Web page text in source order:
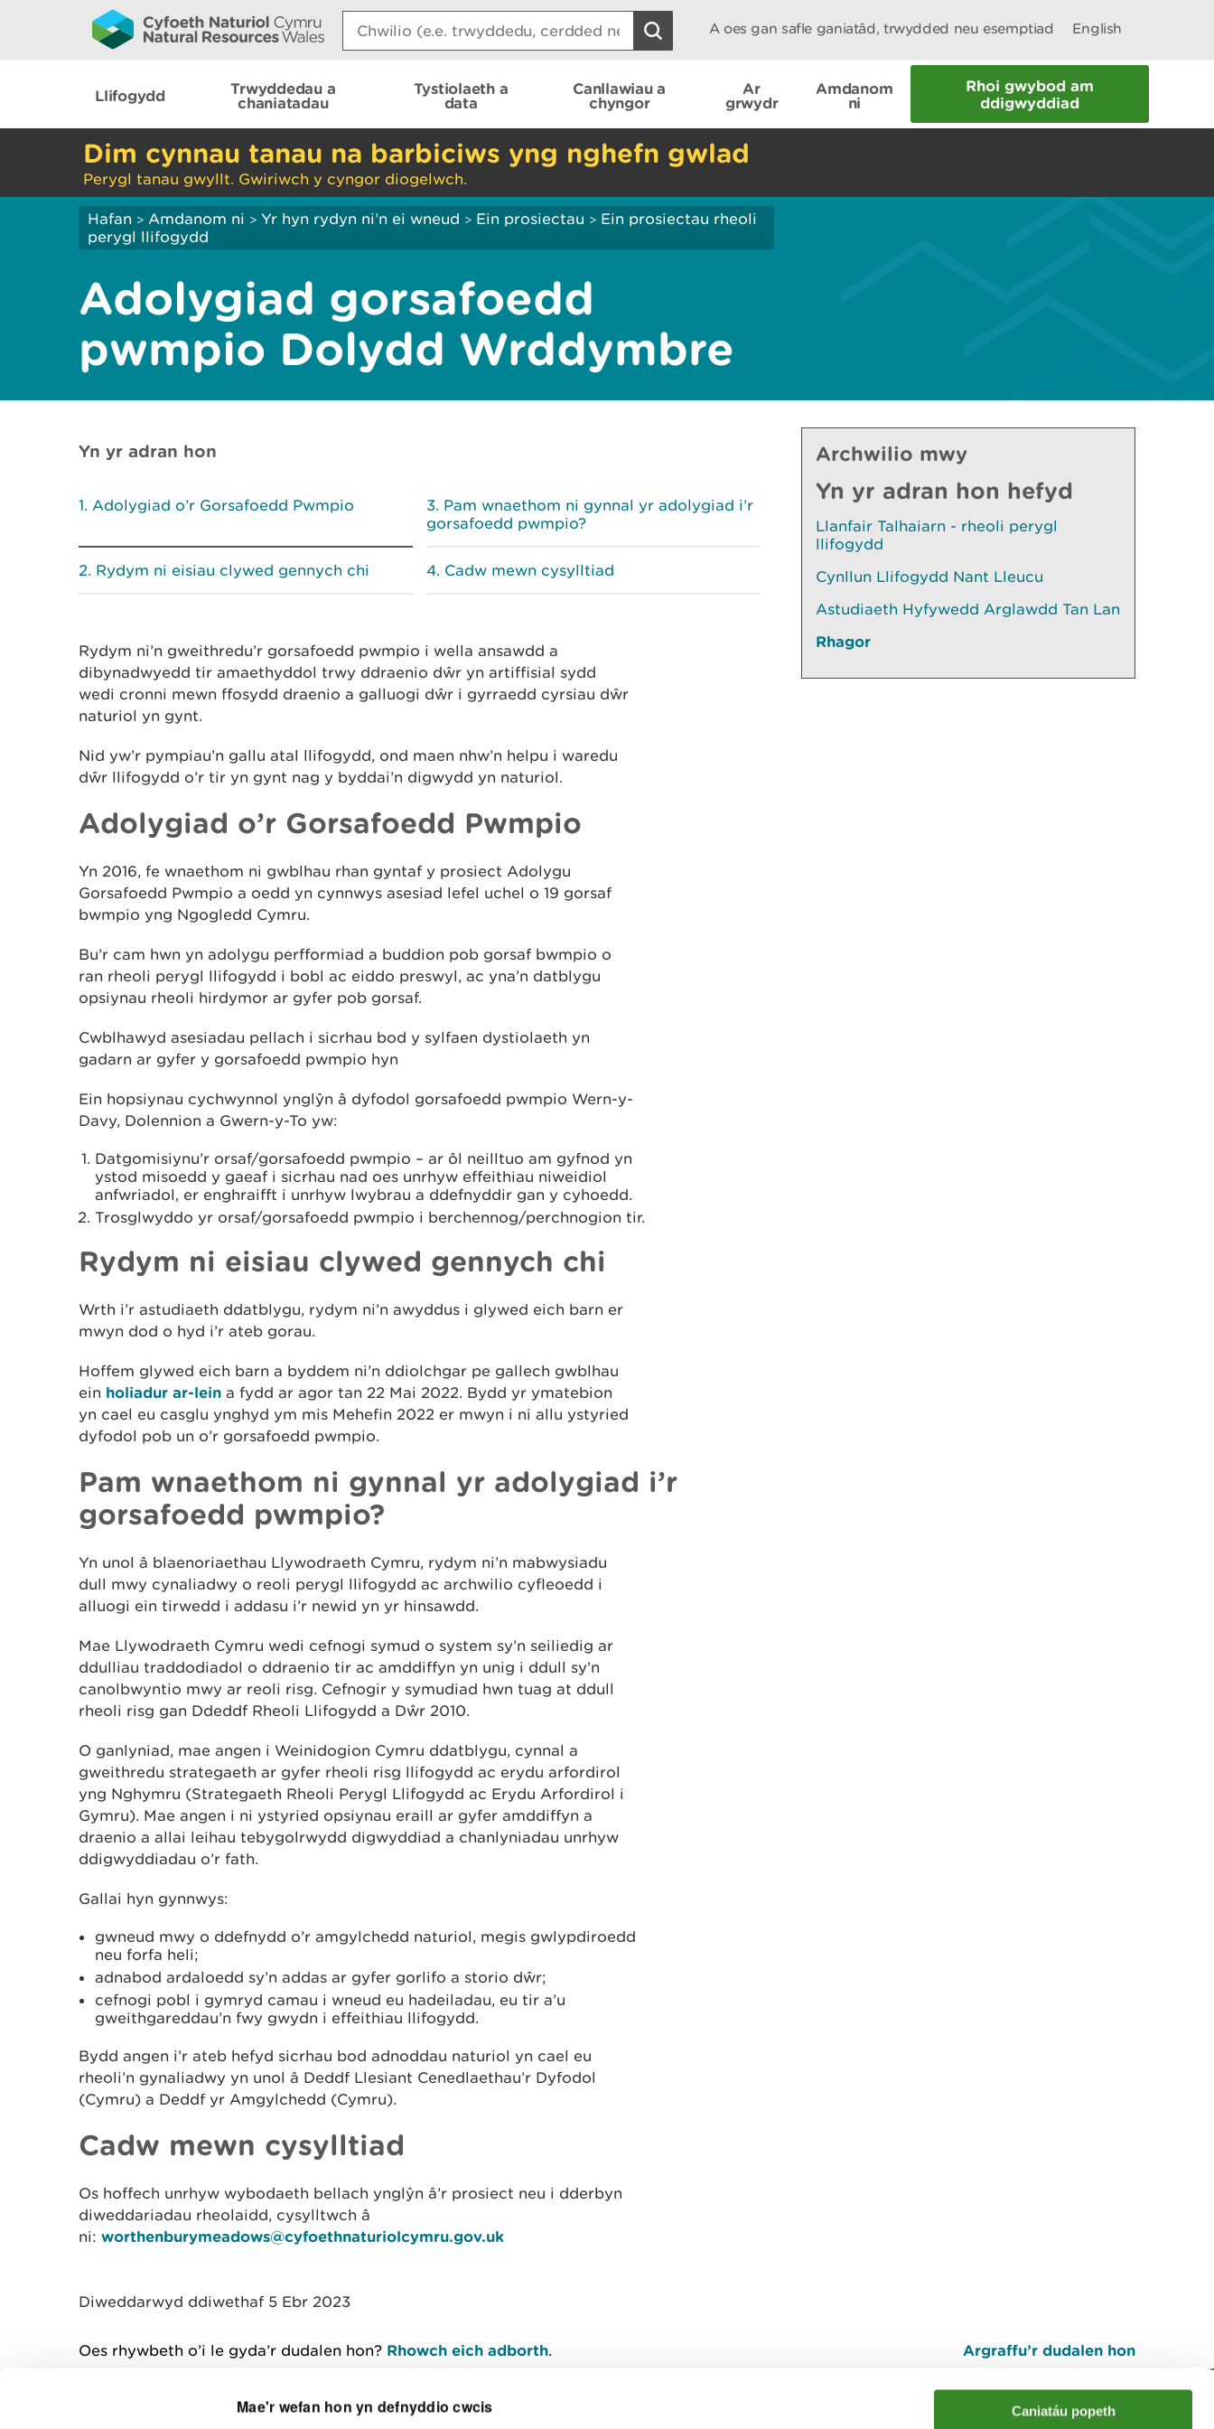
Mae'r wefan hon yn defnyddio cwcis Caniatáu popeth
Search:
A oes gan safle ganiatâd, trwydded neu esemptiad English
Llifogydd
Trwyddedau a
chaniatadau
Tystiolaeth a
data
Canllawiau a
chyngor
Ar
grwydr
Amdanom
ni
Rhoi gwybod am
ddigwyddiad
Dim cynnau tanau na barbiciws yng nghefn gwlad
Perygl tanau gwyllt. Gwiriwch y cyngor diogelwch.
Hafan > Amdanom ni > Yr hyn rydyn ni’n ei wneud > Ein prosiectau > Ein prosiectau rheoli
perygl llifogydd
Adolygiad gorsafoedd
pwmpio Dolydd Wrddymbre
Yn yr adran hon
Adolygiad o’r Gorsafoedd Pwmpio
Rydym ni eisiau clywed gennych chi
Pam wnaethom ni gynnal yr adolygiad i’r
gorsafoedd pwmpio?
Cadw mewn cysylltiad
Rydym ni’n gweithredu’r gorsafoedd pwmpio i wella ansawdd a
dibynadwyedd tir amaethyddol trwy ddraenio dŵr yn artiffisial sydd
wedi cronni mewn ffosydd draenio a galluogi dŵr i gyrraedd cyrsiau dŵr
naturiol yn gynt.
Nid yw’r pympiau’n gallu atal llifogydd, ond maen nhw’n helpu i waredu
dŵr llifogydd o’r tir yn gynt nag y byddai’n digwydd yn naturiol.
Adolygiad o’r Gorsafoedd Pwmpio
Yn 2016, fe wnaethom ni gwblhau rhan gyntaf y prosiect Adolygu
Gorsafoedd Pwmpio a oedd yn cynnwys asesiad lefel uchel o 19 gorsaf
bwmpio yng Ngogledd Cymru.
Bu’r cam hwn yn adolygu perfformiad a buddion pob gorsaf bwmpio o
ran rheoli perygl llifogydd i bobl ac eiddo preswyl, ac yna’n datblygu
opsiynau rheoli hirdymor ar gyfer pob gorsaf.
Cwblhawyd asesiadau pellach i sicrhau bod y sylfaen dystiolaeth yn
gadarn ar gyfer y gorsafoedd pwmpio hyn
Ein hopsiynau cychwynnol ynglŷn â dyfodol gorsafoedd pwmpio Wern-y-
Davy, Dolennion a Gwern-y-To yw:
Datgomisiynu’r orsaf/gorsafoedd pwmpio – ar ôl neilltuo am gyfnod yn
ystod misoedd y gaeaf i sicrhau nad oes unrhyw effeithiau niweidiol
anfwriadol, er enghraifft i unrhyw lwybrau a ddefnyddir gan y cyhoedd.
Trosglwyddo yr orsaf/gorsafoedd pwmpio i berchennog/perchnogion tir.
Rydym ni eisiau clywed gennych chi
Wrth i’r astudiaeth ddatblygu, rydym ni’n awyddus i glywed eich barn er
mwyn dod o hyd i’r ateb gorau.
Hoffem glywed eich barn a byddem ni’n ddiolchgar pe gallech gwblhau
ein holiadur ar-lein a fydd ar agor tan 22 Mai 2022. Bydd yr ymatebion
yn cael eu casglu ynghyd ym mis Mehefin 2022 er mwyn i ni allu ystyried
dyfodol pob un o’r gorsafoedd pwmpio.
Pam wnaethom ni gynnal yr adolygiad i’r
gorsafoedd pwmpio?
Yn unol â blaenoriaethau Llywodraeth Cymru, rydym ni’n mabwysiadu
dull mwy cynaliadwy o reoli perygl llifogydd ac archwilio cyfleoedd i
alluogi ein tirwedd i addasu i’r newid yn yr hinsawdd.
Mae Llywodraeth Cymru wedi cefnogi symud o system sy’n seiliedig ar
ddulliau traddodiadol o ddraenio tir ac amddiffyn yn unig i ddull sy’n
canolbwyntio mwy ar reoli risg. Cefnogir y symudiad hwn tuag at ddull
rheoli risg gan Ddeddf Rheoli Llifogydd a Dŵr 2010.
O ganlyniad, mae angen i Weinidogion Cymru ddatblygu, cynnal a
gweithredu strategaeth ar gyfer rheoli risg llifogydd ac erydu arfordirol
yng Nghymru (Strategaeth Rheoli Perygl Llifogydd ac Erydu Arfordirol i
Gymru). Mae angen i ni ystyried opsiynau eraill ar gyfer amddiffyn a
draenio a allai leihau tebygolrwydd digwyddiad a chanlyniadau unrhyw
ddigwyddiadau o’r fath.
Gallai hyn gynnwys:
gwneud mwy o ddefnydd o’r amgylchedd naturiol, megis gwlypdiroedd
neu forfa heli;
adnabod ardaloedd sy’n addas ar gyfer gorlifo a storio dŵr;
cefnogi pobl i gymryd camau i wneud eu hadeiladau, eu tir a’u
gweithgareddau’n fwy gwydn i effeithiau llifogydd.
Bydd angen i’r ateb hefyd sicrhau bod adnoddau naturiol yn cael eu
rheoli’n gynaliadwy yn unol â Deddf Llesiant Cenedlaethau’r Dyfodol
(Cymru) a Deddf yr Amgylchedd (Cymru).
Cadw mewn cysylltiad
Os hoffech unrhyw wybodaeth bellach ynglŷn â’r prosiect neu i dderbyn
diweddariadau rheolaidd, cysylltwch â
ni: worthenburymeadows@cyfoethnaturiolcymru.gov.uk
Archwilio mwy
Yn yr adran hon hefyd
Llanfair Talhaiarn - rheoli perygl
llifogydd
Cynllun Llifogydd Nant Lleucu
Astudiaeth Hyfywedd Arglawdd Tan Lan
Rhagor
Diweddarwyd ddiwethaf 5 Ebr 2023
Oes rhywbeth o’i le gyda’r dudalen hon? Rhowch eich adborth. Argraffu’r dudalen hon
I fyny